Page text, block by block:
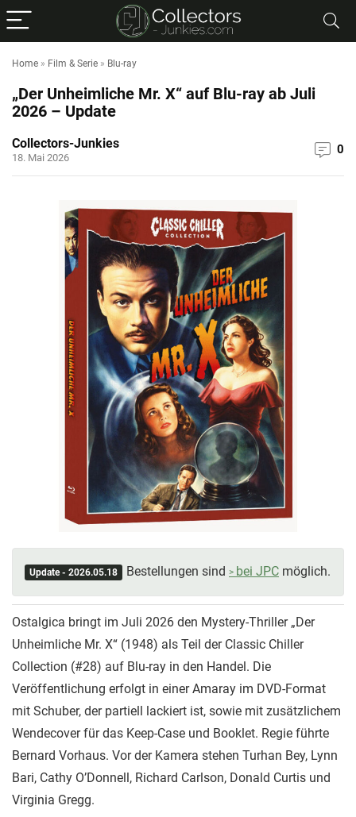
Home » Film & Serie » Blu-ray
„Der Unheimliche Mr. X“ auf Blu-ray ab Juli
2026 – Update
Collectors-Junkies
18. Mai 2026
0
Update - 2026.05.18 Bestellungen sind bei JPC möglich.
Ostalgica bringt im Juli 2026 den Mystery-Thriller „Der
Unheimliche Mr. X“ (1948) als Teil der Classic Chiller
Collection (#28) auf Blu-ray in den Handel. Die
Veröffentlichung erfolgt in einer Amaray im DVD-Format
mit Schuber, der partiell lackiert ist, sowie mit zusätzlichem
Wendecover für das Keep-Case und Booklet. Regie führte
Bernard Vorhaus. Vor der Kamera stehen Turhan Bey, Lynn
Bari, Cathy O’Donnell, Richard Carlson, Donald Curtis und
Virginia Gregg.